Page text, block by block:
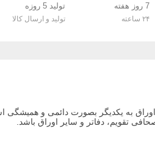
7 روز هفته
۲۴ ساعته
تولید 5 روزه
تولید و ارسال کالا
تقویم، دفاتر و سایر اوراق باشد.